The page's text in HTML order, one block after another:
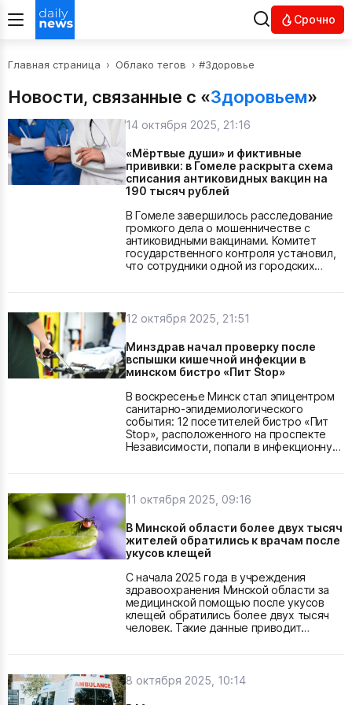
Срочно
Главная страница › Облако тегов › #Здоровье
Новости, связанные с «Здоровьем»
14 октября 2025, 21:16
«Мёртвые души» и фиктивные
прививки: в Гомеле раскрыта схема
списания антиковидных вакцин на
190 тысяч рублей
В Гомеле завершилось расследование
громкого дела о мошенничестве с
антиковидными вакцинами. Комитет
государственного контроля установил,
что сотрудники одной из городских
января 2022 по декабрь 2024 года —
указывая в отчётах десятки граждан,
которые на самом деле не проходили
процедуру, а в некоторых случаях —
даже умерли. Проверка показала, что
фиктивные...
12 октября 2025, 21:51
Минздрав начал проверку после
вспышки кишечной инфекции в
минском бистро «Пит Stop»
В воскресенье Минск стал эпицентром
санитарно-эпидемиологического
события: 12 посетителей бистро «Пит
Stop», расположенного на проспекте
Независимости, попали в инфекционную
инфекции. Об этом сообщили в пресс-
здравоохранения. Все пациенты
оцениваются как имеющие состояние
средней тяжести. Сразу после
выявления случая была запущена
административная проверка:
специалисты...
11 октября 2025, 09:16
В Минской области более двух тысяч
жителей обратились к врачам после
укусов клещей
С начала 2025 года в учреждения
здравоохранения Минской области за
медицинской помощью после укусов
клещей обратились более двух тысяч
человек. Такие данные приводит
эпидемиологии и общественного
пришлись на детей — около 35 % всех
обращений. По сравнению с прошлым
8 октября 2025, 10:14